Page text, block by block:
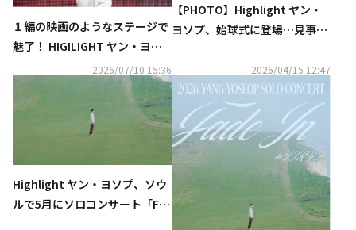
１編の映画のようなステージで
魅了！ HIGILIGHT ヤン・ヨソ
プ、約3年ぶりの日本ソロコン
サートで見せたソロアーティス
トとしての奥行き
2026/07/10 15:36
【PHOTO】Highlight ヤン・
ヨソプ、始球式に登場…見事な
2026/04/15 12:47
Highlight ヤン・ヨソプ、ソウ
ルで5月にソロコンサート「Fad